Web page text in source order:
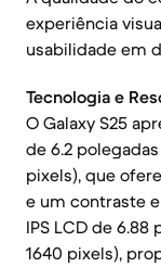
experiência
usabilidade em
Tecnologia e
O Galaxy S25
de 6.2
pixels), que
e um contraste
IPS LCD de 6.88
1640 pixels),